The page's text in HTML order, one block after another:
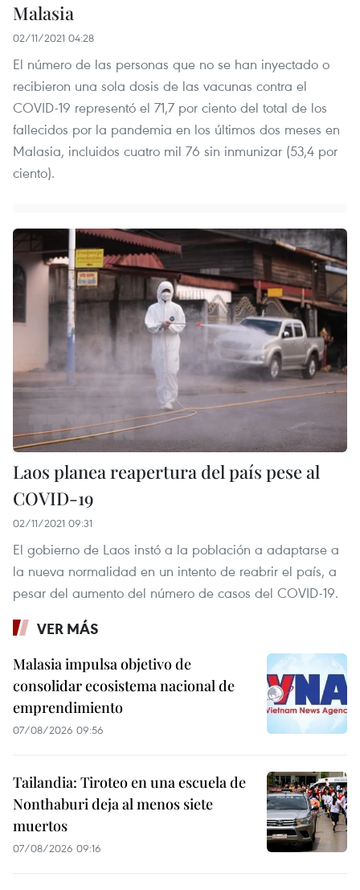
Malasia
02/11/2021 04:28
El número de las personas que no se han inyectado o
recibieron una sola dosis de las vacunas contra el
COVID-19 representó el 71,7 por ciento del total de los
fallecidos por la pandemia en los últimos dos meses en
Malasia, incluidos cuatro mil 76 sin inmunizar (53,4 por
ciento).
Laos planea reapertura del país pese al
COVID-19
02/11/2021 09:31
El gobierno de Laos instó a la población a adaptarse a
la nueva normalidad en un intento de reabrir el país, a
pesar del aumento del número de casos del COVID-19.
VER MÁS
Malasia impulsa objetivo de
consolidar ecosistema nacional de
emprendimiento
07/08/2026 09:56
Tailandia: Tiroteo en una escuela de
Nonthaburi deja al menos siete
muertos
07/08/2026 09:16